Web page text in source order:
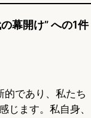
幕開け” への1件
であり、私たち
じます。私自身、